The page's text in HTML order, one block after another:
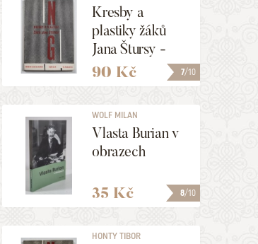
7/10
Kresby a
plastiky žáků
Jana Štursy -
pohlednice
90 Kč
8/10
WOLF MILAN
Vlasta Burian v
obrazech
35 Kč
HONTY TIBOR